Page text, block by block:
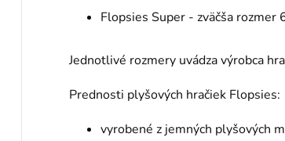
Flopsies Super - zväčša rozmer
Jednotlivé rozmery uvádza výrobca
Prednosti plyšových hračiek Flopsies:
vyrobené z jemných plyšových